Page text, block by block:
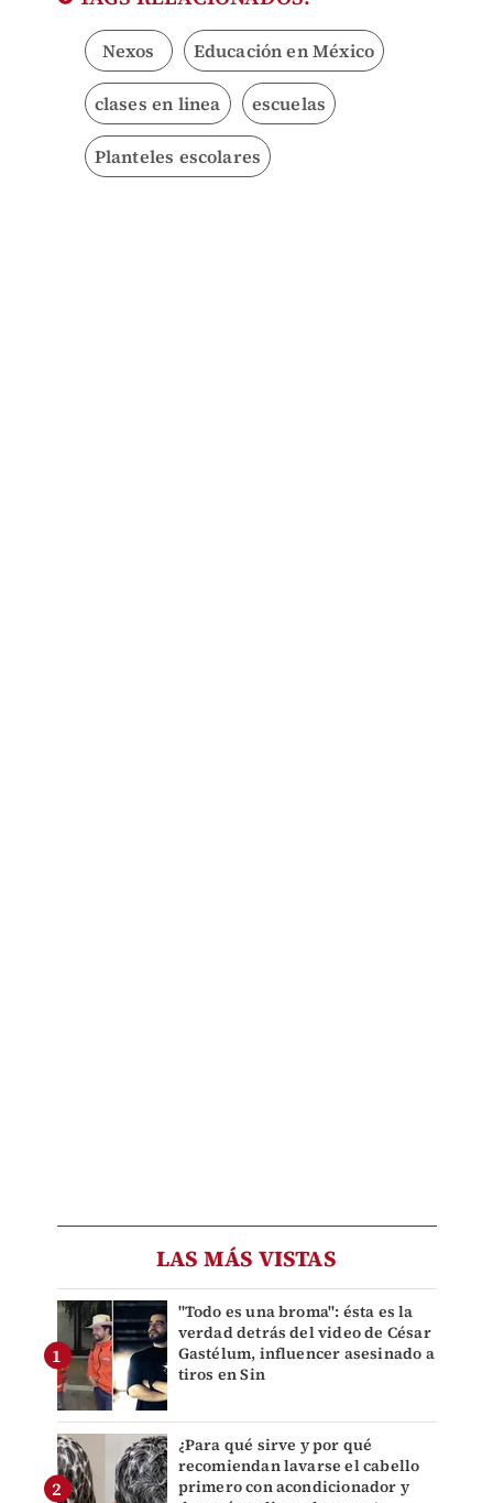
Nexos Educación en México
clases en linea escuelas
Planteles escolares
LAS MÁS VISTAS
"Todo es una broma": ésta es la
verdad detrás del video de César
Gastélum, influencer asesinado a
tiros en Sin
¿Para qué sirve y por qué
recomiendan lavarse el cabello
primero con acondicionador y